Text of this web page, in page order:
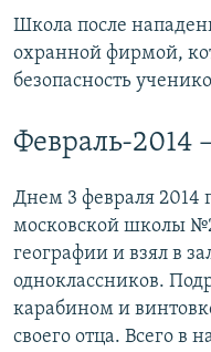
Школа после
охранной фирмой,
безопасность
Февраль-2014
Днем 3 февраля 2014
московской школы
географии и взял в
одноклассников.
карабином и
своего отца. Всего в